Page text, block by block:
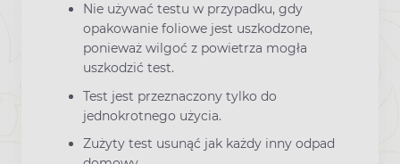
Nie używać testu w przypadku, gdy
opakowanie foliowe jest uszkodzone,
ponieważ wilgoć z powietrza mogła
uszkodzić test.
Test jest przeznaczony tylko do
jednokrotnego użycia.
Zużyty test usunąć jak każdy inny odpad